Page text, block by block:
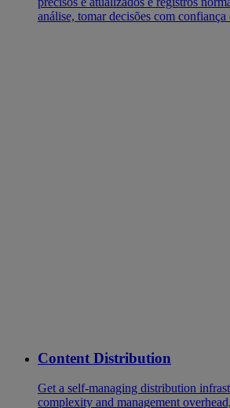
análise, tomar decisões com confiança
Content Distribution
Get a self-managing distribution
complexity and management